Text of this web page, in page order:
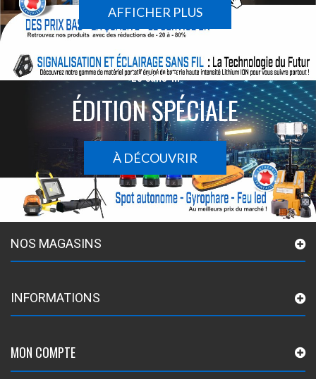
AFFICHER PLUS
Le sans-fil
ÉDITION SPÉCIALE
À DÉCOUVRIR
NOS MAGASINS
INFORMATIONS
MON COMPTE